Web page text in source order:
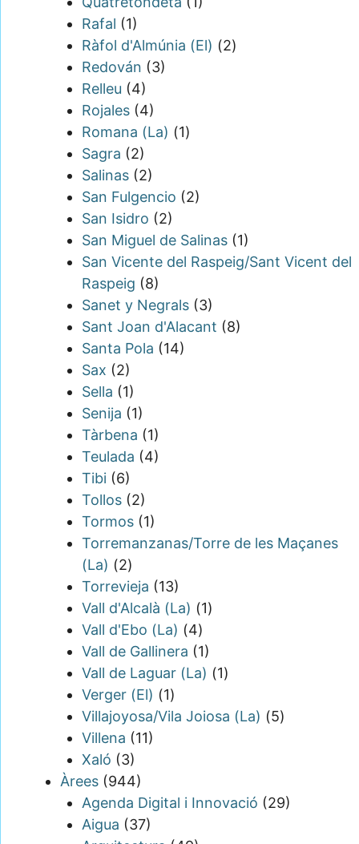
Rafal (1)
Ràfol d'Almúnia (El) (2)
Redován (3)
Relleu (4)
Rojales (4)
Romana (La) (1)
Sagra (2)
Salinas (2)
San Fulgencio (2)
San Isidro (2)
San Miguel de Salinas (1)
San Vicente del Raspeig/Sant Vicent del
Raspeig (8)
Sanet y Negrals (3)
Sant Joan d'Alacant (8)
Santa Pola (14)
Sax (2)
Sella (1)
Senija (1)
Tàrbena (1)
Teulada (4)
Tibi (6)
Tollos (2)
Tormos (1)
Torremanzanas/Torre de les Maçanes
(La) (2)
Torrevieja (13)
Vall d'Alcalà (La) (1)
Vall d'Ebo (La) (4)
Vall de Gallinera (1)
Vall de Laguar (La) (1)
Verger (El) (1)
Villajoyosa/Vila Joiosa (La) (5)
Villena (11)
Xaló (3)
Àrees (944)
Agenda Digital i Innovació (29)
Aigua (37)